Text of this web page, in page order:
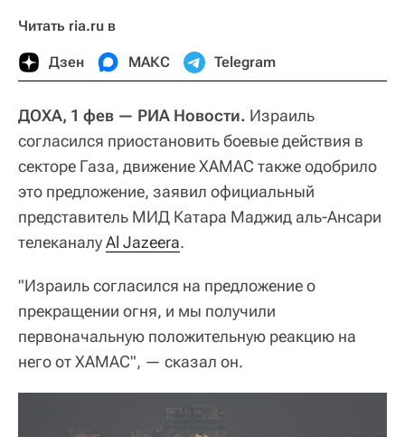
Читать ria.ru в
Дзен МАКС Telegram
ДОХА, 1 фев — РИА Новости. Израиль
согласился приостановить боевые действия в
секторе Газа, движение ХАМАС также одобрило
это предложение, заявил официальный
представитель МИД Катара Маджид аль-Ансари
телеканалуAl Jazeera.
"Израиль согласился на предложение о
прекращении огня, и мы получили
первоначальную положительную реакцию на
него от ХАМАС", — сказал он.